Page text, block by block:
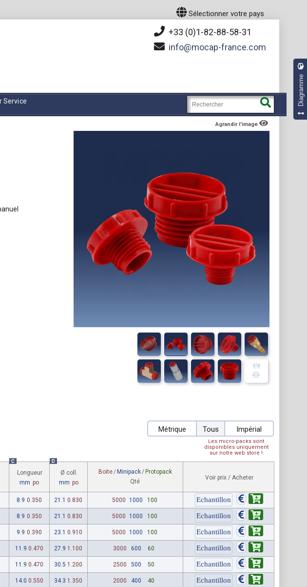
Sélectionner votre pays
+33 (0)1-82-88-58-31
info
mocap-france.com
Agrandir l'image
Métrique Tous Impérial
Les micro-packs sont
disponibles uniquement
sur notre web store !
C
Longueur
mm po
D
Ø coll.
mm po
Boite/ Minipack/ Protopack
Qté
Voir prix / Acheter
8.9 0.350 21.1 0.830 5000 1000 100
8.9 0.350 21.1 0.830 5000 1000 100
9.9 0.390 23.1 0.910 5000 1000 100
11.9 0.470 27.9 1.100 3000 600 60
11.9 0.470 30.5 1.200 2500 500 50
14.0 0.550 34.3 1.350 2000 400 40
Diagramme